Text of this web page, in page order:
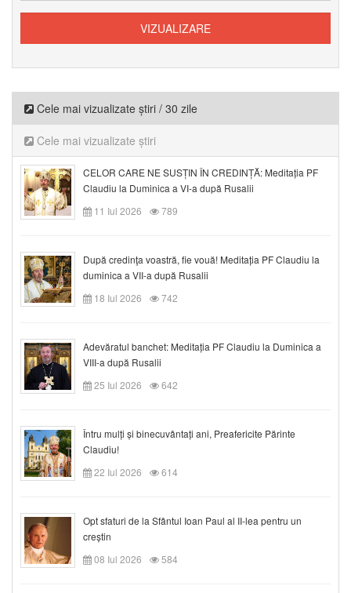
Cele mai vizualizate știri / 30 zile
Cele mai vizualizate știri
CELOR CARE NE SUSȚIN ÎN CREDINȚĂ: Meditația PF
Claudiu la Duminica a VI-a după Rusalii
11 Iul 2026
789
După credinţa voastră, fie vouă! Meditația PF Claudiu la
duminica a VII-a după Rusalii
18 Iul 2026
742
Adevăratul banchet: Meditația PF Claudiu la Duminica a
VIII-a după Rusalii
25 Iul 2026
642
Întru mulți și binecuvântați ani, Preafericite Părinte
Claudiu!
22 Iul 2026
614
Opt sfaturi de la Sfântul Ioan Paul al II-lea pentru un
creștin
08 Iul 2026
584